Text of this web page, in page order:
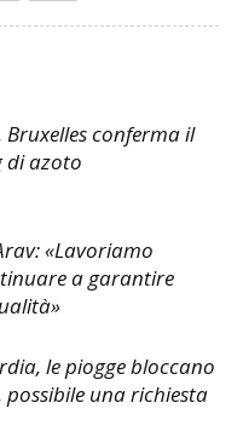
conferma il
di azoto
«Lavoriamo
a garantire
le piogge bloccano
una richiesta